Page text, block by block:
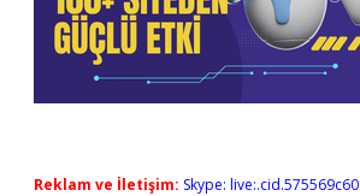
Reklam ve İletişim: Skype: